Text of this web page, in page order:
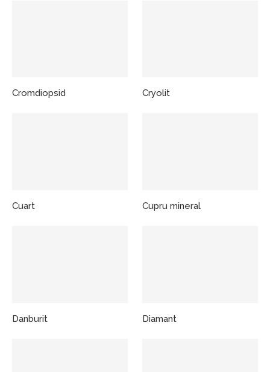
Cromdiopsid Cryolit
Cuart Cupru mineral
Danburit Diamant